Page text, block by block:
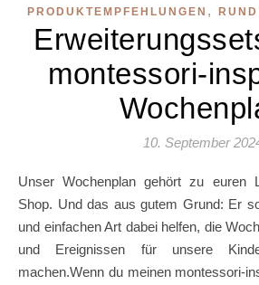
PRODUKTEMPFEHLUNGEN ,
montessori-
10. September
Unser Wochenplan gehört zu euren Lieblingen in meinem
Shop. Und das aus gutem Grund: Er
und einfachen Art dabei helfen, die
und Ereignissen für unsere
machen.Wenn du meinen montessori-